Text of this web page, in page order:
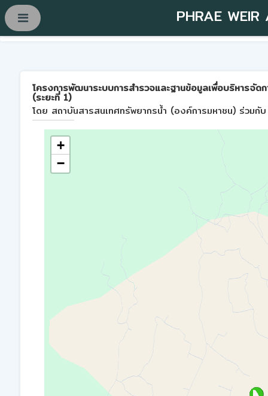
PHRAE WEIR
โครงการพัฒนาระบบการสำรวจและฐานข้อมูลเพื่อบริหารจั
(ระยะที่ 1)
โดย สถาบันสารสนเทศทรัพยากรน้ำ (องค์การมหาชน) ร่วมกั
+
−